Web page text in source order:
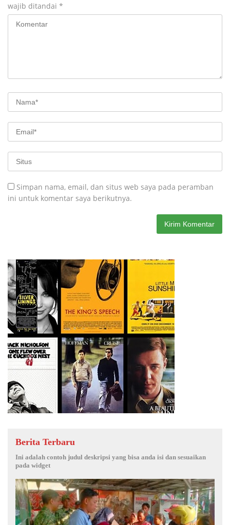
wajib ditandai *
Simpan nama, email, dan situs web saya pada peramban
ini untuk komentar saya berikutnya.
Berita Terbaru
Ini adalah contoh judul deskripsi yang bisa anda isi dan sesuaikan
pada widget